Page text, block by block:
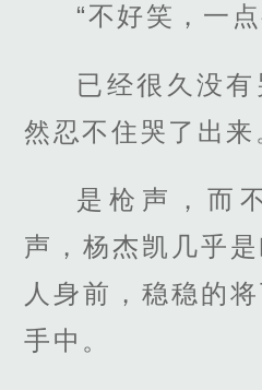
“不好笑，一
已经很久没
然忍不住哭了出来
是枪声，而
声，杨杰凯几乎
人身前，稳稳的
手中。